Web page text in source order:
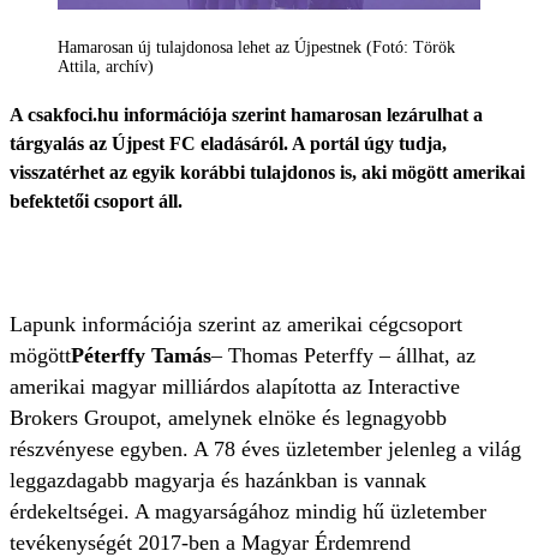
Hamarosan új tulajdonosa lehet az Újpestnek (Fotó: Török
Attila, archív)
A csakfoci.hu információja szerint hamarosan lezárulhat a
tárgyalás az Újpest FC eladásáról. A portál úgy tudja,
visszatérhet az egyik korábbi tulajdonos is, aki mögött amerikai
befektetői csoport áll.
Lapunk információja szerint az amerikai cégcsoport
mögöttPéterffy Tamás– Thomas Peterffy – állhat, az
amerikai magyar milliárdos alapította az Interactive
Brokers Groupot, amelynek elnöke és legnagyobb
részvényese egyben. A 78 éves üzletember jelenleg a világ
leggazdagabb magyarja és hazánkban is vannak
érdekeltségei. A magyarságához mindig hű üzletember
tevékenységét 2017-ben a Magyar Érdemrend